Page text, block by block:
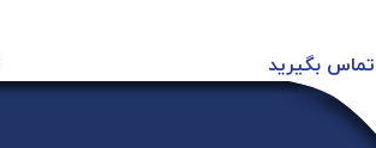
تماس بگیرید